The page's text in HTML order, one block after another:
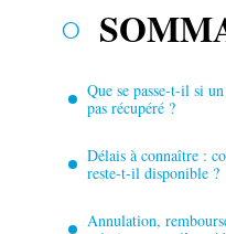
Que se passe-t-il si
pas récupéré ?
Délais à connaître :
reste-t-il disponible ?
Annulation,